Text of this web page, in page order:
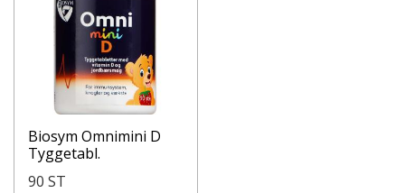
Biosym Omnimini D
Tyggetabl.
90 ST